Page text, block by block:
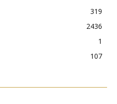
319
2436
1
107